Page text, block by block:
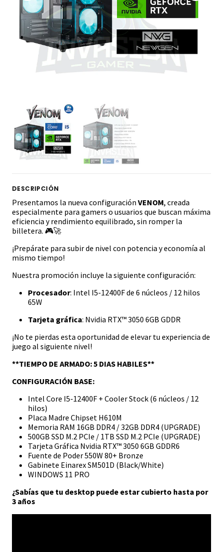
DESCRIPCIÓN
Presentamos la nueva configuración VENOM, creada
especialmente para gamers o usuarios que buscan máxima
eficiencia y rendimiento equilibrado, sin romper la
billetera. 🎮🚀
¡Prepárate para subir de nivel con potencia y economía al
mismo tiempo!
Nuestra promoción incluye la siguiente configuración:
Procesador: Intel I5-12400F de 6 núcleos / 12 hilos
65W
Tarjeta gráfica: Nvidia RTX™ 3050 6GB GDDR
¡No te pierdas esta oportunidad de elevar tu experiencia de
juego al siguiente nivel!
**TIEMPO DE ARMADO: 5 DIAS HABILES**
CONFIGURACIÓN BASE:
Intel Core I5-12400F + Cooler Stock (6 núcleos / 12
hilos)
Placa Madre Chipset H610M
Memoria RAM 16GB DDR4 / 32GB DDR4 (UPGRADE)
500GB SSD M.2 PCIe / 1TB SSD M.2 PCIe (UPGRADE)
Tarjeta Gráfica Nvidia RTX™ 3050 6GB GDDR6
Fuente de Poder 550W 80+ Bronze
Gabinete Einarex SM501D (Black/White)
WINDOWS 11 PRO
¿Sabías que tu desktop puede estar cubierto hasta por
3 años